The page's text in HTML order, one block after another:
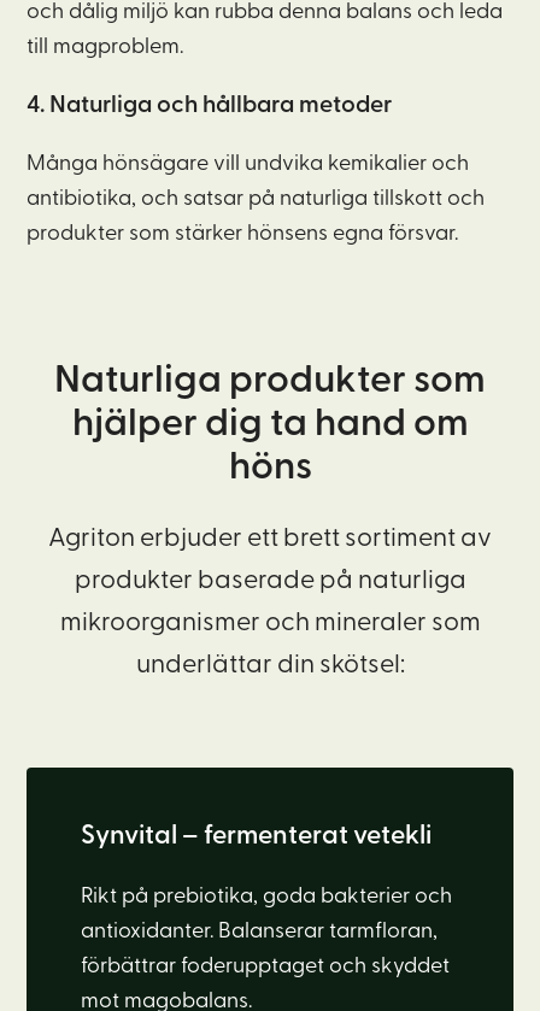
och dålig miljö kan rubba denna balans och leda
till magproblem.
4. Naturliga och hållbara metoder
Många hönsägare vill undvika kemikalier och
antibiotika, och satsar på naturliga tillskott och
produkter som stärker hönsens egna försvar.
Naturliga produkter som
hjälper dig ta hand om
höns
Agriton erbjuder ett brett sortiment av
produkter baserade på naturliga
mikroorganismer och mineraler som
underlättar din skötsel:
Synvital – fermenterat vetekli
Rikt på prebiotika, goda bakterier och
antioxidanter. Balanserar tarmfloran,
förbättrar foderupptaget och skyddet
mot magobalans.